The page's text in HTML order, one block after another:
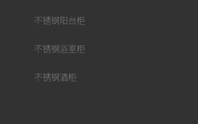
不锈钢阳台柜
不锈钢浴室柜
不锈钢酒柜